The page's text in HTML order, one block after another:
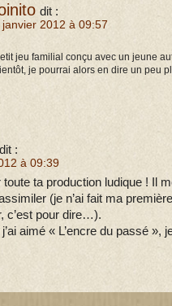
dit :
janvier 2012 à 09:57
jeu familial conçu avec un jeune
je pourrai alors en dire un peu
dit :
à 09:39
toute ta production ludique ! Il
(je n’ai fait ma
c’est pour dire…).
aimé « L’encre du passé »,